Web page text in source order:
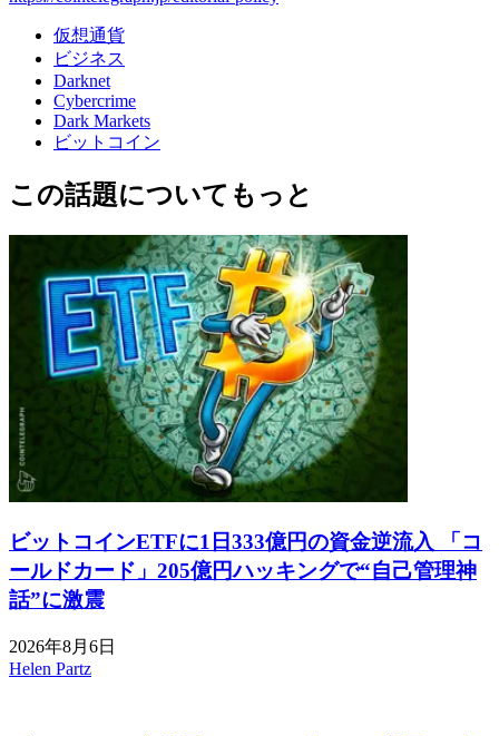
仮想通貨
ビジネス
Darknet
Cybercrime
Dark Markets
ビットコイン
この話題についてもっと
ビットコインETFに1日333億円の資金逆流入 「コ
ールドカード」205億円ハッキングで“自己管理神
話”に激震
2026年8月6日
Helen Partz